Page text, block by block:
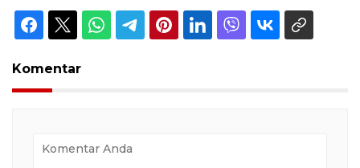
Komentar